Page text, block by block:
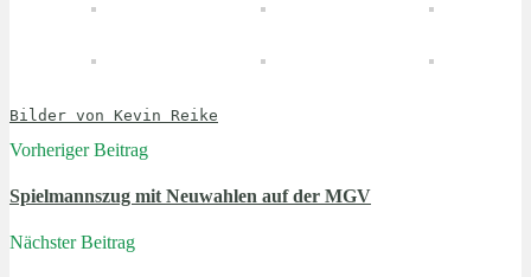
Bilder von Kevin Reike
Vorheriger Beitrag
Spielmannszug mit Neuwahlen auf der MGV
Nächster Beitrag